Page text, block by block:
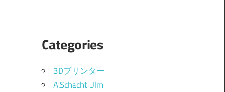
Categories
3Dプリンター
A.Schacht Ulm